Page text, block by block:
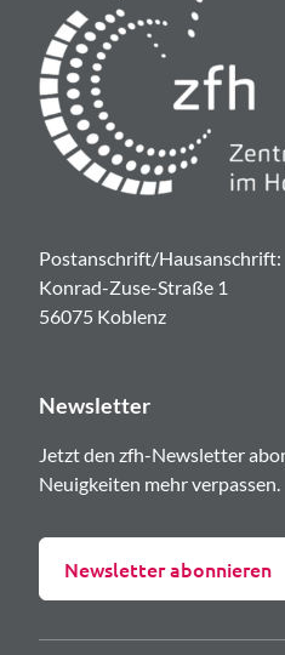
Postanschrift/Hausanschrift:
Konrad-Zuse-Straße 1
56075 Koblenz
Newsletter
Jetzt den zfh-Newsletter
Neuigkeiten mehr verpassen.
Newsletter abonnieren